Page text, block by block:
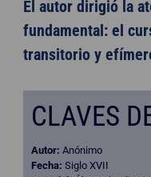
El autor dirigió la
fundamental: el
transitorio y
CLAVES
Autor: Anónimo
Fecha: Siglo XVII